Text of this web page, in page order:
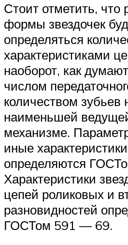
Стоит отметить, что
формы звездочек
определяться
характеристиками
наоборот, как
числом
количеством зубьев
наименьшей
механизме.
иные
определяются
Характеристики
цепей роликовых и
разновидностей
ГОСТом 591 — 69.